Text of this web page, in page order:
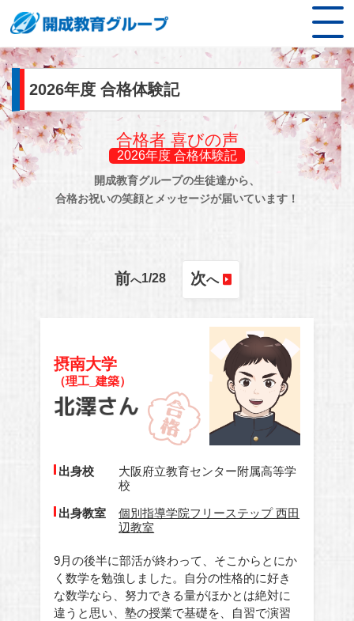
2026年度 合格体験記
合格者 喜びの声
2026年度 合格体験記
開成教育グループの生徒達から、
合格お祝いの笑顔とメッセージが届いています！
前へ1/28 次へ
摂南大学
（理工_建築）
出身校
大阪府立教育センター附属高等学
校
出身教室
個別指導学院フリーステップ 西田
辺教室
9月の後半に部活が終わって、そこからとにか
く数学を勉強しました。自分の性格的に好き
な数学なら、努力できる量がほかとは絶対に
違うと思い、塾の授業で基礎を、自習で演習